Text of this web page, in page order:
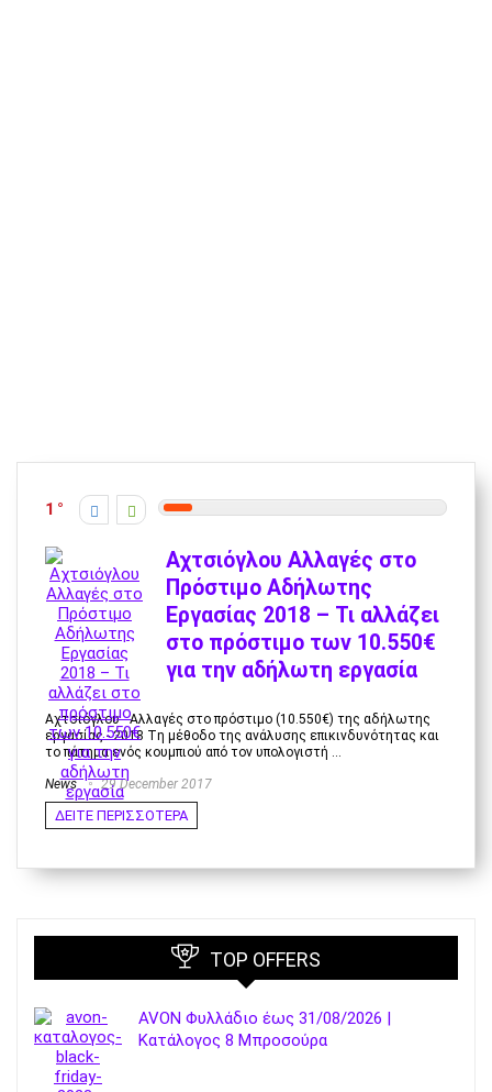
1
Αχτσιόγλου Αλλαγές στο
Πρόστιμο Αδήλωτης
Εργασίας 2018 – Τι αλλάζει
στο πρόστιμο των 10.550€
για την αδήλωτη εργασία
Αχτσιόγλου - Αλλαγές στο πρόστιμο (10.550€) της αδήλωτης
εργασίας - 2018 Tη μέθοδο της ανάλυσης επικινδυνότητας και
τo πάτημα ενός κουμπιού από τον υπολογιστή ...
News 29 December 2017
ΔΕΙΤΕ ΠΕΡΙΣΣΟΤΕΡΑ
TOP OFFERS
AVON Φυλλάδιο έως 31/08/2026 |
Κατάλογος 8 Μπροσούρα